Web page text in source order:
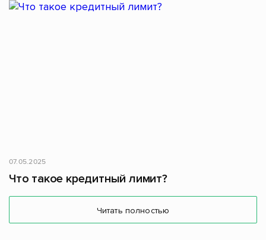
07.05.2025
Что такое кредитный лимит?
Читать полностью